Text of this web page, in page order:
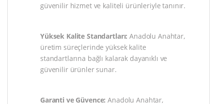
güvenilir hizmet ve kaliteli ürünleriyle tanınır.
Yüksek Kalite Standartları: Anadolu Anahtar,
üretim süreçlerinde yüksek kalite
standartlarına bağlı kalarak dayanıklı ve
güvenilir ürünler sunar.
Garanti ve Güvence: Anadolu Anahtar,